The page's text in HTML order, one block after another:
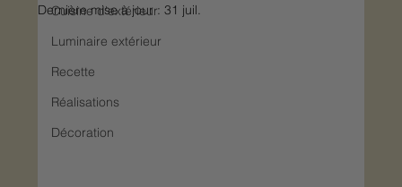
Cuisine d'extérieur
Luminaire extérieur
Recette
Réalisations
Décoration
Dernière mise à jour :31 juil.